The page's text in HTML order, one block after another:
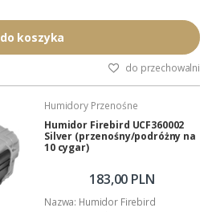
Wyposażenie: nawilżacz,
profilowane przekładki.
Materiał: wytrzymałe, lakierowane
amortyzującą.
Zastosowanie: przechowywanie i
kontrola wilgotności cygar.
Dystrybucja...
do koszyka
do przechowalni
Humidory Przenośne
Humidor Firebird UCF360002
Silver (przenośny/podróżny na
10 cygar)
183,00 PLN
Nazwa: Humidor Firebird